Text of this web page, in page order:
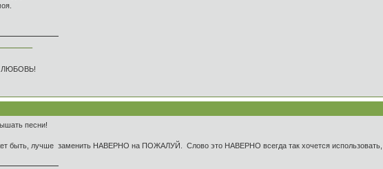
ЛЮБОВЬ!
песни!
быть, лучше заменить НАВЕРНО на ПОЖАЛУЙ. Слово это НАВЕРНО всегда так хочется использовать,